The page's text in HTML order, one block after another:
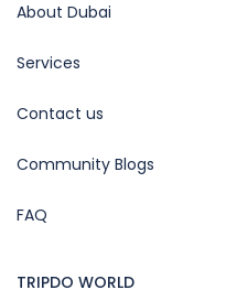
About Dubai
Services
Contact us
Community Blogs
FAQ
TRIPDO WORLD